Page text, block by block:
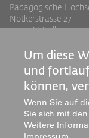
Pädagogische
Notkerstrasse 27
9000 St.Gallen
info@phsg.ch
Footer
Links
Standorte
Jobs
Medien
Mediatheken
Um diese
und
können,
Wenn Sie auf
Sie sich mit
Weitere